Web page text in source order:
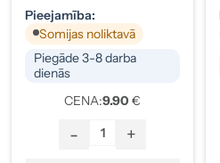
Pieejamība:
Somijas noliktavā
Piegāde 3-8 darba
dienās
CENA:9.90 €
- +